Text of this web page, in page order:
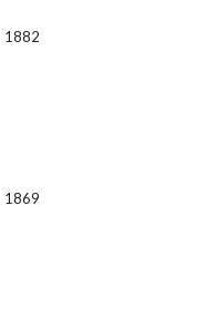
1882
1869